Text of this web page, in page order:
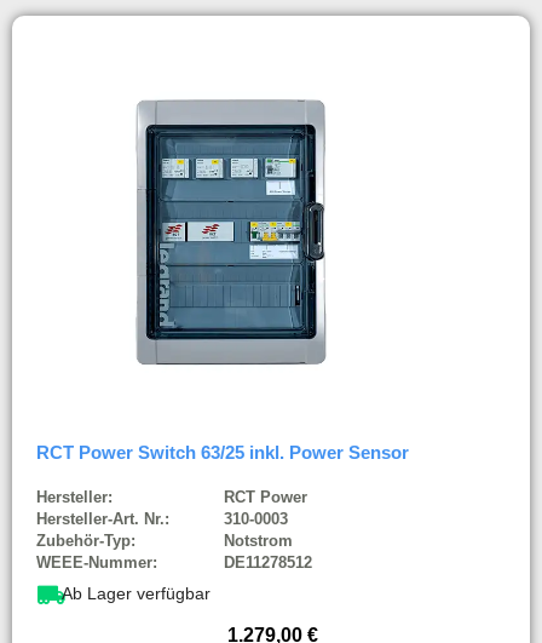
RCT Power Switch 63/25 inkl. Power Sensor
Hersteller:
RCT Power
Hersteller-Art. Nr.:
310-0003
Zubehör-Typ:
Notstrom
WEEE-Nummer:
DE11278512
Ab Lager verfügbar
1.279,00 €